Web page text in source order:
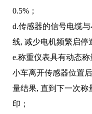
0.5%；
d.传感器的信号电缆
线, 减少电机频繁启停
e.称重仪表具有动态
小车离开传感器位置
量结果, 直到下一次称
印；